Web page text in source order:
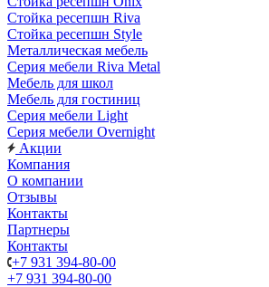
Стойка ресепшн Riva
Стойка ресепшн Style
Металлическая мебель
Серия мебели Riva Metal
Мебель для школ
Мебель для гостиниц
Серия мебели Light
Серия мебели Overnight
Акции
Компания
О компании
Отзывы
Контакты
Партнеры
Контакты
+7 931 394-80-00
+7 931 394-80-00